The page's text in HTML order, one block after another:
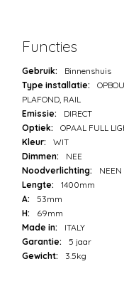
Functies
Gebruik:
Binnenshuis
Type installatie:
PLAFOND, RAIL
Emissie:
DIRECT
Optiek:
OPAAL FULL
Kleur:
WIT
Dimmen:
NEE
Noodverlichting:
NEEN
Lengte:
1400mm
A:
53mm
H:
69mm
Made in:
ITALY
Garantie:
5 jaar
Gewicht:
3.5kg